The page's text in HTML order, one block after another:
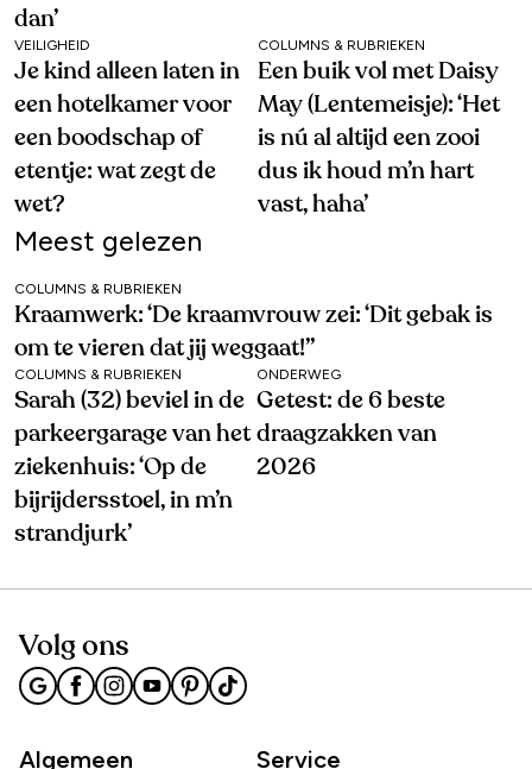
dan’
VEILIGHEID
Je kind alleen laten in
een hotelkamer voor
een boodschap of
etentje: wat zegt de
wet?
COLUMNS & RUBRIEKEN
Een buik vol met Daisy
May (Lentemeisje): ‘Het
is nú al altijd een zooi
dus ik houd m’n hart
vast, haha’
Meest gelezen
COLUMNS & RUBRIEKEN
Kraamwerk: ‘De kraamvrouw zei: ‘Dit gebak is
om te vieren dat jij weggaat!’’
COLUMNS & RUBRIEKEN
Sarah (32) beviel in de
parkeergarage van het
ziekenhuis: ‘Op de
bijrijdersstoel, in m’n
strandjurk’
ONDERWEG
Getest: de 6 beste
draagzakken van
2026
Volg ons
Algemeen
Service